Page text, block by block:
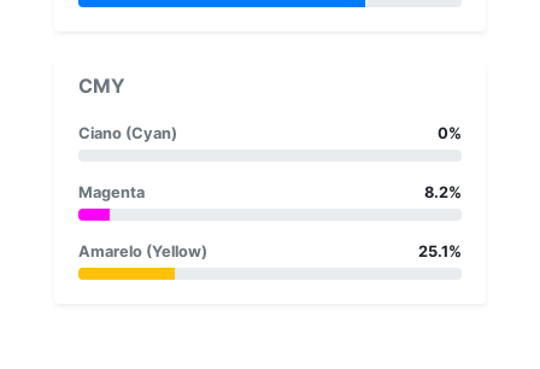
CMY
Ciano (Cyan) 0%
Magenta 8.2%
Amarelo (Yellow) 25.1%